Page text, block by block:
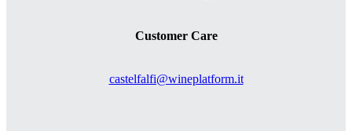
Customer Care
castelfalfi@wineplatform.it